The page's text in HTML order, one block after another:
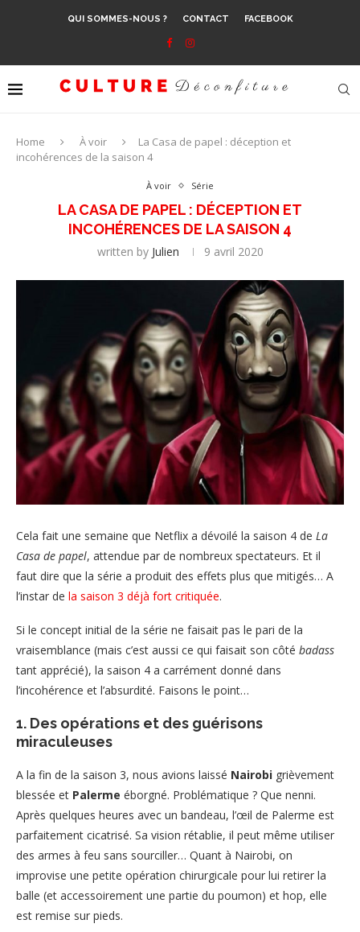
QUI SOMMES-NOUS ? CONTACT FACEBOOK
Home À voir
La Casa de papel : déception et
incohérences de la saison 4
À voir Série
LA CASA DE PAPEL : DÉCEPTION ET
INCOHÉRENCES DE LA SAISON 4
written by Julien 9 avril 2020
Cela fait une semaine que Netflix a dévoilé la saison 4 de La
Casa de papel, attendue par de nombreux spectateurs. Et il
faut dire que la série a produit des effets plus que mitigés… A
l’instar de la saison 3 déjà fort critiquée.
Si le concept initial de la série ne faisait pas le pari de la
vraisemblance (mais c’est aussi ce qui faisait son côté badass
tant apprécié), la saison 4 a carrément donné dans
l’incohérence et l’absurdité. Faisons le point…
1. Des opérations et des guérisons
miraculeuses
A la fin de la saison 3, nous avions laissé Nairobi grièvement
blessée et Palerme éborgné. Problématique ? Que nenni.
Après quelques heures avec un bandeau, l’œil de Palerme est
parfaitement cicatrisé. Sa vision rétablie, il peut même utiliser
des armes à feu sans sourciller… Quant à Nairobi, on
improvise une petite opération chirurgicale pour lui retirer la
balle (et accessoirement une partie du poumon) et hop, elle
est remise sur pieds.